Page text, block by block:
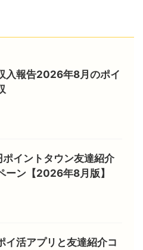
入報告2026年8月のポイ
イントタウン友達紹介
ーン【2026年8月版】
イ活アプリと友達紹介コ